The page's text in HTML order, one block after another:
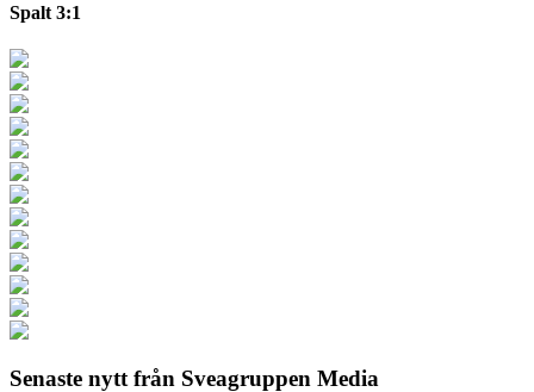
Spalt 3:1
Senaste nytt från Sveagruppen Media